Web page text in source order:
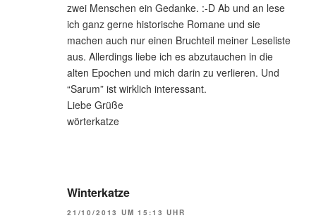
zwei Menschen ein Gedanke. :-D Ab und an lese
ich ganz gerne historische Romane und sie
machen auch nur einen Bruchteil meiner Leseliste
aus. Allerdings liebe ich es abzutauchen in die
alten Epochen und mich darin zu verlieren. Und
“Sarum” ist wirklich interessant.
Liebe Grüße
wörterkatze
Winterkatze
21/10/2013 UM 15:13 UHR